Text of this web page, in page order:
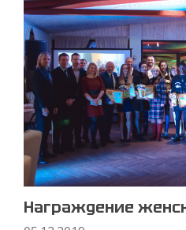
Награждение